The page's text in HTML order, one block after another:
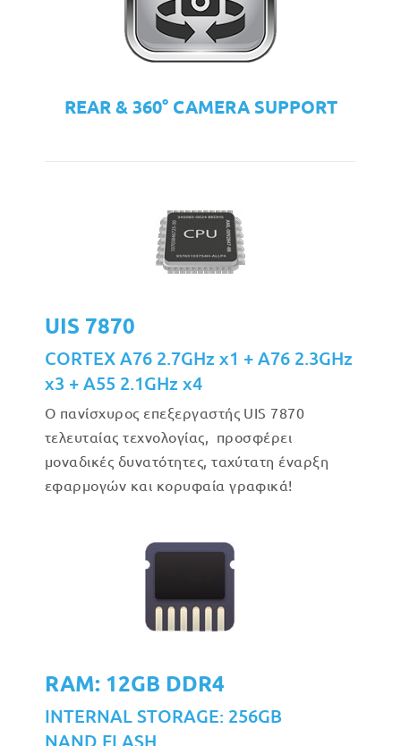
REAR & 360° CAMERA SUPPORT
UIS 7870
CORTEX A76 2.7GHz x1 + A76 2.3GHz
x3 + A55 2.1GHz x4
Ο πανίσχυρος επεξεργαστής UIS 7870
τελευταίας τεχνολογίας, προσφέρει
μοναδικές δυνατότητες, ταχύτατη έναρξη
εφαρμογών και κορυφαία γραφικά!
RAM: 12GB DDR4
INTERNAL STORAGE: 256GB
NAND FLASH